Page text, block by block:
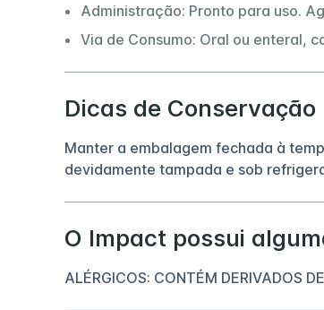
Administração: Pronto para uso.
Via de Consumo: Oral ou enteral,
Dicas de Conservação
Manter a embalagem fechada à
devidamente tampada e sob
O Impact possui
ALÉRGICOS: CONTÉM DERIVADOS